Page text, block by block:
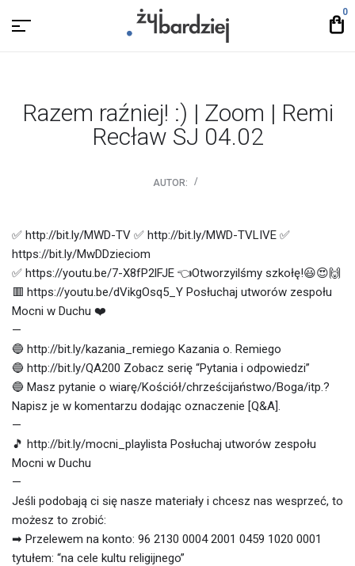
0
Razem raźniej! :) | Zoom | Remi
Recław SJ 04.02
AUTOR:
✅ http://bit.ly/MWD-TV ✅ http://bit.ly/MWD-TVLIVE ✅
https://bit.ly/MwDDzieciom
✅ https://youtu.be/7-X8fP2lFJE 👈Otworzyilśmy szkołę!😃😍🙌
🟥 https://youtu.be/dVikgOsq5_Y Posłuchaj utworów zespołu
Mocni w Duchu ❤️
—
🔵 http://bit.ly/kazania_remiego Kazania o. Remiego
🔵 http://bit.ly/QA200 Zobacz serię “Pytania i odpowiedzi”
🔵 Masz pytanie o wiarę/Kościół/chrześcijaństwo/Boga/itp.?
Napisz je w komentarzu dodając oznaczenie [Q&A].
—
🎵 http://bit.ly/mocni_playlista Posłuchaj utworów zespołu
Mocni w Duchu
—
Jeśli podobają ci się nasze materiały i chcesz nas wesprzeć, to
możesz to zrobić:
➡ Przelewem na konto: 96 2130 0004 2001 0459 1020 0001
tytułem: “na cele kultu religijnego”